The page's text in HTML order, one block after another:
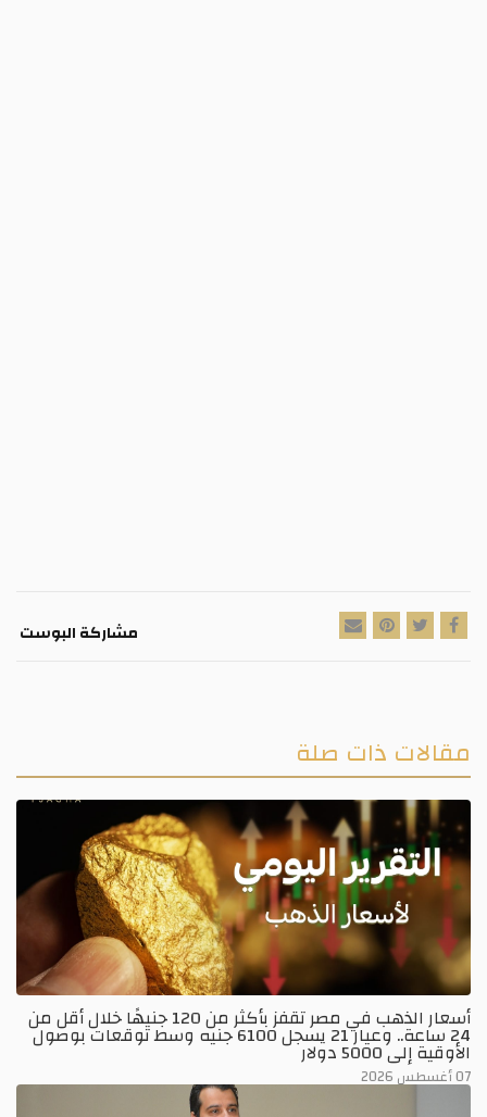
مشاركة البوست
مقالات ذات صلة
أسعار الذهب في مصر تقفز بأكثر من 120 جنيهًا خلال أقل من
24 ساعة.. وعيار 21 يسجل 6100 جنيه وسط توقعات بوصول
الأوقية إلى 5000 دولار
07 أغسطس 2026